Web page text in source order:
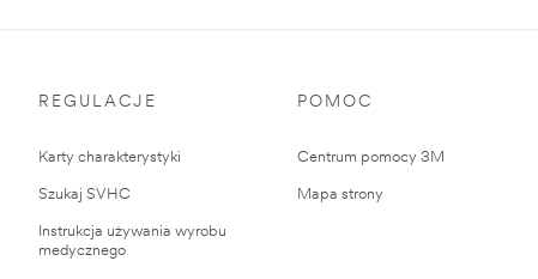
REGULACJE
Karty charakterystyki
Szukaj SVHC
Instrukcja używania wyrobu
medycznego
POMOC
Centrum pomocy 3M
Mapa strony